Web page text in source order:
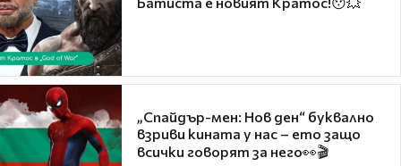
„Спайдър-мен: Нов ден“ буквално
взриви кината у нас – ето защо
всички говорят за него👀🎬